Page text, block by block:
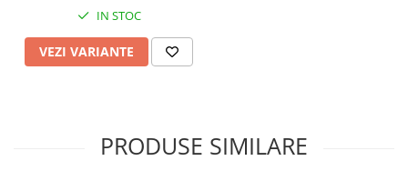
Producător:Hayabusa
Model:K1-XS (Extra Strong)
Oțel carbon forjat, sârmă groasă
IN STOC
VEZI VARIANTE
PRODUSE SIMILARE